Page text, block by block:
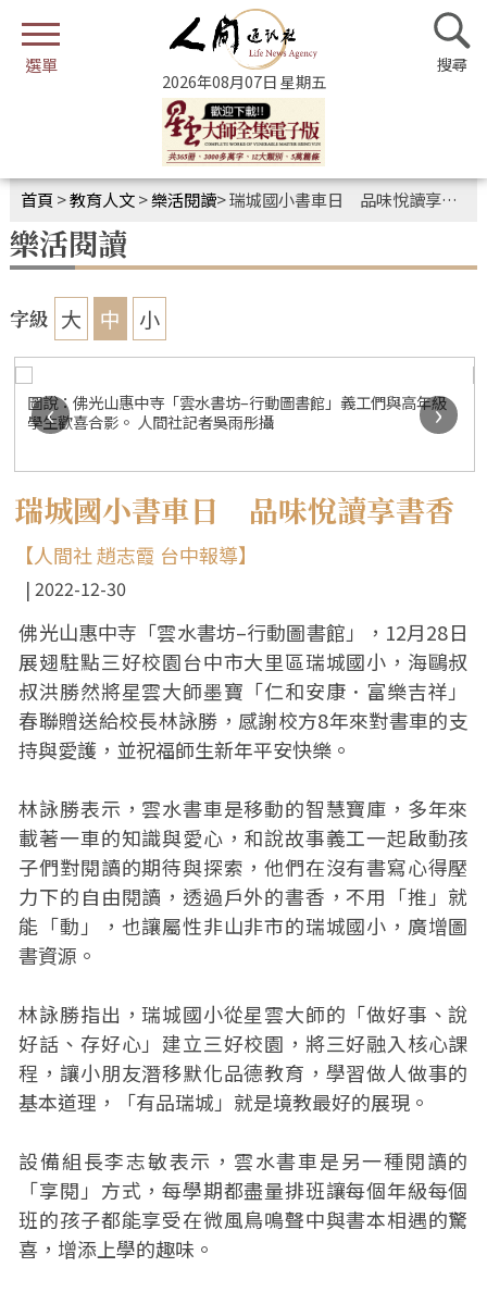
2026年08月07日 星期五
首頁 >教育人文>樂活閱讀>瑞城國小書車日 品味悅讀享書香
樂活閱讀
字級 大 中 小
圖說：佛光山惠中寺「雲水書坊–行動圖書館」義工們與高年級
學生歡喜合影。 人間社記者吳雨彤攝
‹ ›
瑞城國小書車日 品味悅讀享書香
【人間社 趙志霞 台中報導】
2022-12-30
佛光山惠中寺「雲水書坊–行動圖書館」，12月28日
展翅駐點三好校園台中市大里區瑞城國小，海鷗叔
叔洪勝然將星雲大師墨寶「仁和安康．富樂吉祥」
春聯贈送給校長林詠勝，感謝校方8年來對書車的支
持與愛護，並祝福師生新年平安快樂。
林詠勝表示，雲水書車是移動的智慧寶庫，多年來
載著一車的知識與愛心，和說故事義工一起啟動孩
子們對閱讀的期待與探索，他們在沒有書寫心得壓
力下的自由閱讀，透過戶外的書香，不用「推」就
能「動」，也讓屬性非山非市的瑞城國小，廣增圖
書資源。
林詠勝指出，瑞城國小從星雲大師的「做好事、說
好話、存好心」建立三好校園，將三好融入核心課
程，讓小朋友潛移默化品德教育，學習做人做事的
基本道理，「有品瑞城」就是境教最好的展現。
設備組長李志敏表示，雲水書車是另一種閱讀的
「享閱」方式，每學期都盡量排班讓每個年級每個
班的孩子都能享受在微風鳥鳴聲中與書本相遇的驚
喜，增添上學的趣味。